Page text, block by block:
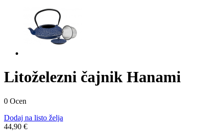
Litoželezni čajnik Hanami
0 Ocen
Dodaj na listo želja
44,90 €